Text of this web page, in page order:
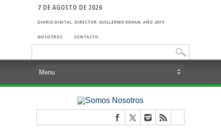
7 DE AGOSTO DE 2026
DIARIO DIGITAL. DIRECTOR: GUILLERMO KOHAN. AÑO:2019
NOSOTROS CONTACTO